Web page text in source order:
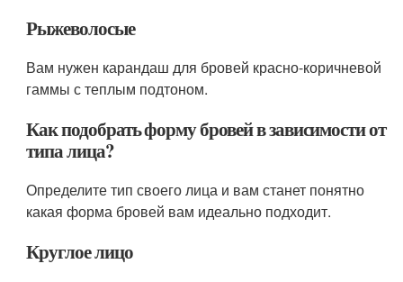
Рыжеволосые
Вам нужен карандаш для бровей красно-коричневой
гаммы с теплым подтоном.
Как подобрать форму бровей в зависимости от
типа лица?
Определите тип своего лица и вам станет понятно
какая форма бровей вам идеально подходит.
Круглое лицо